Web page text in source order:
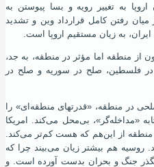
اروپا به تغییر رویه و بسا پیوستن به
میان رفتن کامل قرارداد وین و تشدید
به زیان مستقیم اروپا است.
از منطقه اما مؤثر در منطقه، به جد،
در فلسطین، صلح در سوریه و صلح در
در منطقه، «قدرتهای منطقه‌ای» را
«مداخله‌گر»، بی‌محل می‌کند. امریکا
از این‌هم که هست کم‌تر می‌کند.
روسیه هم بیشتر زیان می‌بیند چرا که
جنگ و بحران بدست آورده ‌است. و